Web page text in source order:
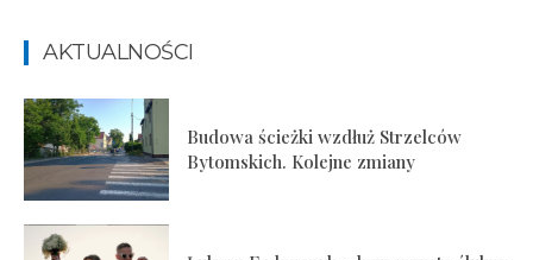
AKTUALNOŚCI
Budowa ścieżki wzdłuż Strzelców
Bytomskich. Kolejne zmiany